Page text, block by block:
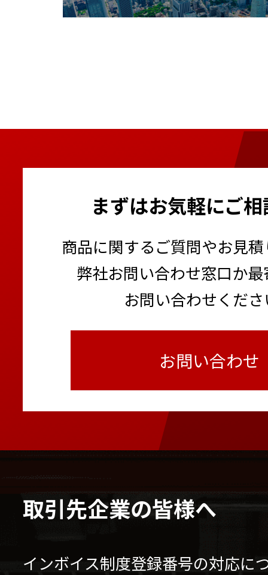
まずはお気軽にご
商品に関するご質問やお見
弊社お問い合わせ窓口か
お問い合わせくだ
お問い合わせ
取引先企業の皆様へ
インボイス制度登録番号の対応に